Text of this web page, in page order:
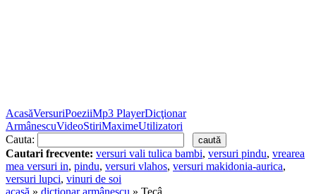
AcasăVersuriPoeziiMp3 PlayerDicţionar
ArmânescuVideoStiriMaximeUtilizatori
Cauta:
Cautari frecvente: versuri vali tulica bambi, versuri pindu, vrearea
mea versuri in, pindu, versuri vlahos, versuri makidonia-aurica,
versuri lupci, vinuri de soi
acasă » dicţionar armânescu » Tecâ